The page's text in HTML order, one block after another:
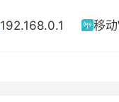
192.168.0.1 移